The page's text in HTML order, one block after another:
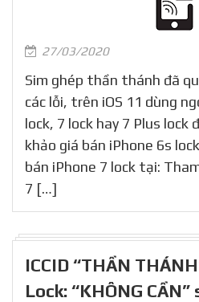
27/03/2020
Sim ghép thần thánh đã
các lỗi, trên iOS 11 dùng
lock, 7 lock hay 7 Plus lock
khảo giá bán iPhone 6s
bán iPhone 7 lock tại:
7 […]
ICCID “THẦN
Lock: “KHÔNG